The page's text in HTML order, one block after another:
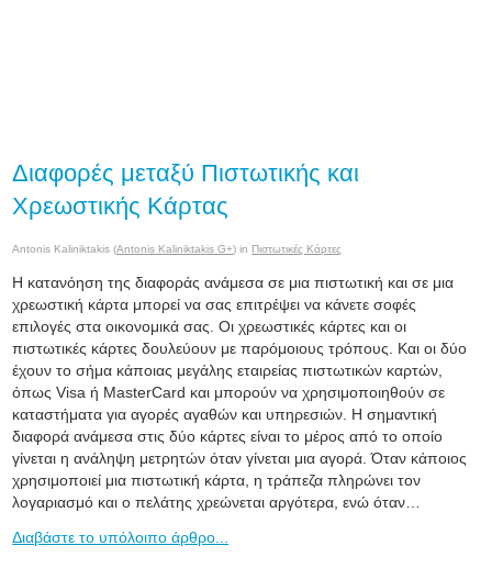
Διαφορές μεταξύ Πιστωτικής και
Χρεωστικής Κάρτας
Antonis Kaliniktakis (Antonis Kaliniktakis G+) in Πιστωτικές Κάρτες
Η κατανόηση της διαφοράς ανάμεσα σε μια πιστωτική και σε μια
χρεωστική κάρτα μπορεί να σας επιτρέψει να κάνετε σοφές
επιλογές στα οικονομικά σας. Οι χρεωστικές κάρτες και οι
πιστωτικές κάρτες δουλεύουν με παρόμοιους τρόπους. Και οι δύο
έχουν το σήμα κάποιας μεγάλης εταιρείας πιστωτικών καρτών,
όπως Visa ή MasterCard και μπορούν να χρησιμοποιηθούν σε
καταστήματα για αγορές αγαθών και υπηρεσιών. Η σημαντική
διαφορά ανάμεσα στις δύο κάρτες είναι το μέρος από το οποίο
γίνεται η ανάληψη μετρητών όταν γίνεται μια αγορά. Όταν κάποιος
χρησιμοποιεί μια πιστωτική κάρτα, η τράπεζα πληρώνει τον
λογαριασμό και ο πελάτης χρεώνεται αργότερα, ενώ όταν…
Διαβάστε το υπόλοιπο άρθρο...